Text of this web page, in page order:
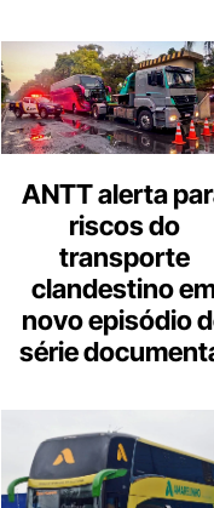
ANTT alerta
riscos do
transporte
clandestino
novo episódio
série